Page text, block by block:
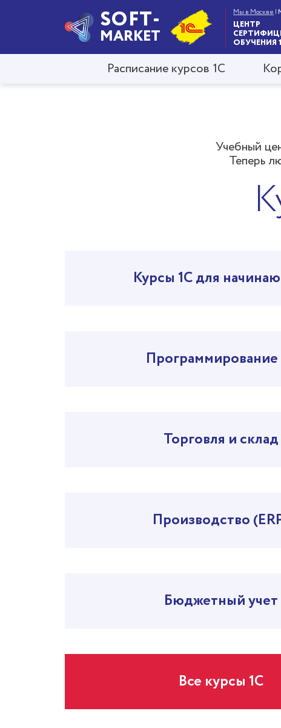
SOFT-
MARKET
Мы в Москве |
ЦЕНТР
ОБУЧЕНИЯ
Расписание курсов 1С
Учебный
Теперь
Курсы 1С для
Программирование
Торговля и склад
Производство
Бюджетный учет
Все курсы 1С